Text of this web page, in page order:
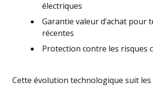
électriques
Garantie valeur d’achat pour
récentes
Protection contre les risques
Cette évolution technologique suit les